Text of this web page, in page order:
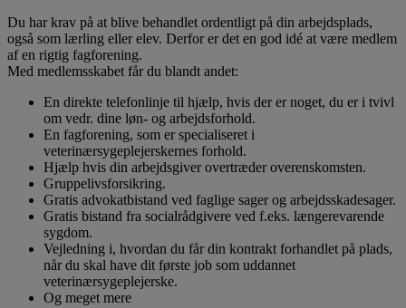
Du har krav på at blive behandlet ordentligt på din arbejdsplads,
også som lærling eller elev. Derfor er det en god idé at være medlem
af en rigtig fagforening.
Med medlemsskabet får du blandt andet:
En direkte telefonlinje til hjælp, hvis der er noget, du er i tvivl
om vedr. dine løn- og arbejdsforhold.
En fagforening, som er specialiseret i
veterinærsygeplejerskernes forhold.
Hjælp hvis din arbejdsgiver overtræder overenskomsten.
Gruppelivsforsikring.
Gratis advokatbistand ved faglige sager og arbejdsskadesager.
Gratis bistand fra socialrådgivere ved f.eks. længerevarende
sygdom.
Vejledning i, hvordan du får din kontrakt forhandlet på plads,
når du skal have dit første job som uddannet
veterinærsygeplejerske.
Og meget mere